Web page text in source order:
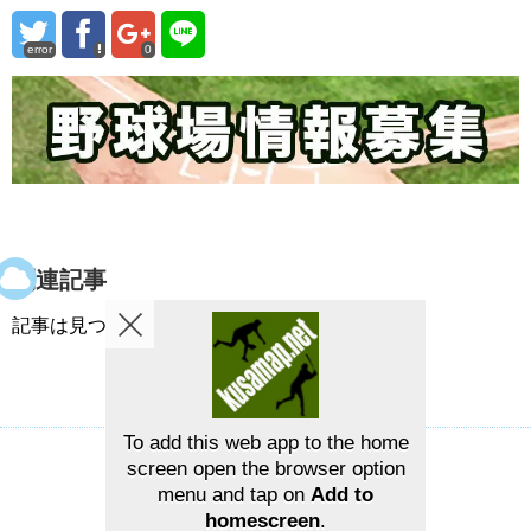
error 0
関連記事
記事は見つかりませんでした。
草野球グラウンドマップ お問い合せ
草野球グラウンドマップ
To add this web app to the home
screen open the browser option
menu and tap on Add to
homescreen.